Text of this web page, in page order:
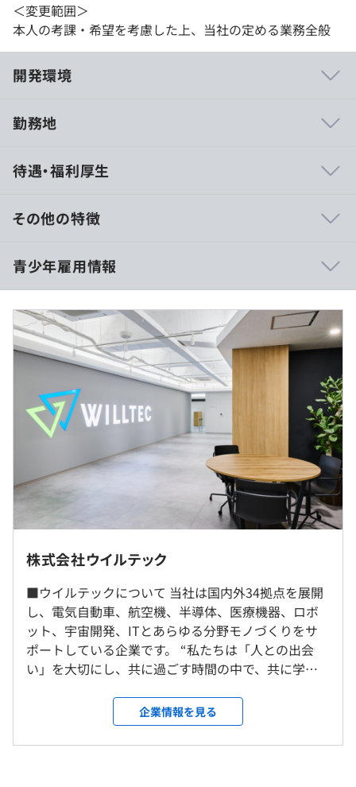
＜変更範囲＞
本人の考課・希望を考慮した上、当社の定める業務全般
開発環境
基礎研修：メンタルヘルス教育／CSR基礎教育／ウイル
階級別研修：新卒研修／新卒フォローアップ研修／キャ
リアデザイン研修／２年目研修／３年目研修／マネジメン
研修
課題別研修：1on1コーチング研修
部門研修：各事業本部で実施の専門教育
・フォローアップ研修
ビジネスマナーやコミュニケーションマナーについて復
習を兼ね学び直し、社会人の基礎力を形成します。
・eラーニングなどのオンライン学習支援
・資格取得、資格保有者特別支援制度
◆フォロー制度
・営業担当フォロー制度
営業担当が1名担当としてつき、就業面で不安のないよう
にフォローやサポートをしていきます。
配属先を一緒に決めたり、配属後も随時面談を行いながら
す。
◆キャリアカウンセリング制度
当社では国家資格を持ったキャリアコンサルタントが在籍
しております。
自社を熟知した担当が面談する事で、キャリアについてよ
り詳しく的確にアドバイスが可能。面談内容は守秘義務で
勤務地
■全国各地（以下事業拠点）
岩手県、宮城県、茨城県、埼玉県、東京都、神奈川県、大
阪府、石川県、愛知県、三重県、兵庫県、広島県、福岡
選考時に希望の勤務エリアをお伺いいたします。
就業場所の変更範囲
＜雇入時＞
全国のお取引先企業（エリア指定可）
会社の定める場所（本人の考課・希望を考慮した上、当社
待遇・福利厚生
一律：月給：210,000円／基本月額：210,000円
※交通費・時間外手当は別途全額支給いたします
※固定残業代（みなし残業代）制ではありません。
（※想定年収 は年収提示額を保証するものではありません）
09:00～17:45
実働時間：8時間/日
※配属先により異なる
休憩時間：45分 ※配属先により異なる
平均残業時間：平均10-25時間／月
・完全週休2日制（会社カレンダーによる※）
・夏季休暇※
・特別休暇 (入社半年以内に利用できる特別休暇が3日間
有り)
その他の特徴
青少年雇用情報
過去３年間の新卒採用者数の男女別人数
前年度 男性115人 女性51人
2年度前 男性90人 女性19人
3年度前 男性95人 女性11人
研修の有無及び内容
・新卒社員研修
・入社前社会人準備研修
・eラーニング
・技術研修
・階層別研修
キャリアコンサルティング制度の有無及びその内容
◆キャリアコンサルティング制度
国家資格を有するキャリアコンサルタントが所属している
専門部署があります。
どういったキャリアを積みたいのか、何が自分に向いてい
株式会社ウイルテック
■ウイルテックについて 当社は国内外34拠点を展開
し、電気自動車、航空機、半導体、医療機器、ロボ
ット、宇宙開発、ITとあらゆる分野モノづくりをサ
ポートしている企業です。 “私たちは「人との出会
い」を大切にし、共に過ごす時間の中で、共に学
「笑顔が溢れる社会づくり」に貢献する。” という企
業理念のもと、効率的な事業活動を通じて高いサー
ビス品質の維持・向上を行い、様々なメーカーから
企業情報を見る